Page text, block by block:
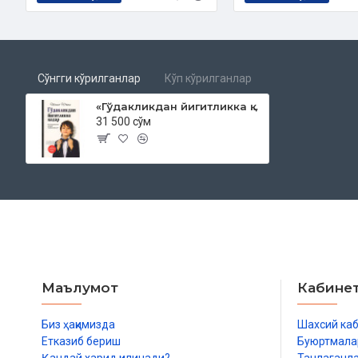
Сўнгги кўрилганлар Кўп кўрилганлар
«Гўдакликдан йигитликка қадар»
31 500 сўм
Маълумот
Биз ҳақимизда
Етказиб бериш
Шахсий